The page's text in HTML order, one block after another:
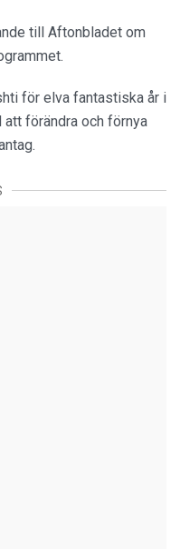
till Aftonbladet om
för elva fantastiska år i
förändra och förnya